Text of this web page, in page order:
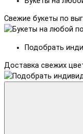
Свежие букеты по
Подобрать
Доставка свежих